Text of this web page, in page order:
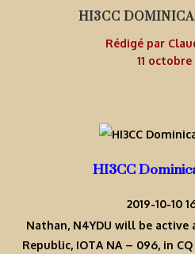
HI3CC
Rédigé par
11 octobre
HI3CC
2019-10-10
Nathan, N4YDU will be active
Republic, IOTA NA – 096, in